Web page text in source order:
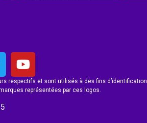
respectifs et sont utilisés à des fins d’identification
représentées par ces logos.